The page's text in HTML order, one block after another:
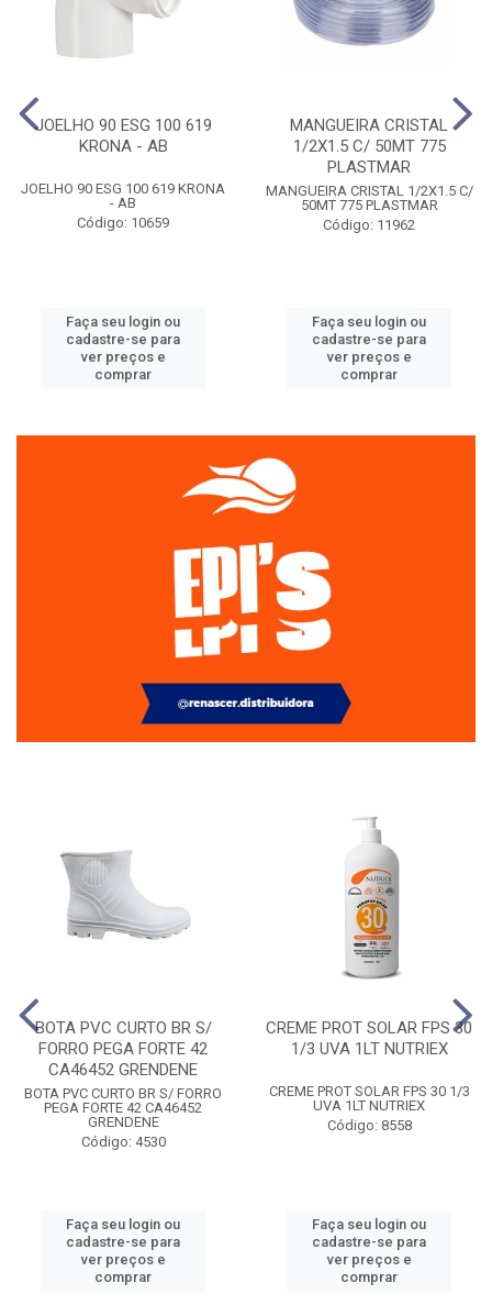
JOELHO 90 ESG 100 619
KRONA - AB
JOELHO 90 ESG 100 619 KRONA
- AB
Código: 10659
Faça seu login ou
cadastre-se para
ver preços e
comprar
MANGUEIRA CRISTAL
1/2X1.5 C/ 50MT 775
PLASTMAR
MANGUEIRA CRISTAL 1/2X1.5 C/
50MT 775 PLASTMAR
Código: 11962
Faça seu login ou
cadastre-se para
ver preços e
comprar
BOTA PVC CURTO BR S/
FORRO PEGA FORTE 42
CA46452 GRENDENE
BOTA PVC CURTO BR S/ FORRO
PEGA FORTE 42 CA46452
GRENDENE
Código: 4530
Faça seu login ou
cadastre-se para
ver preços e
comprar
CREME PROT SOLAR FPS 30
1/3 UVA 1LT NUTRIEX
CREME PROT SOLAR FPS 30 1/3
UVA 1LT NUTRIEX
Código: 8558
Faça seu login ou
cadastre-se para
ver preços e
comprar